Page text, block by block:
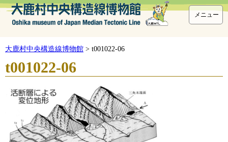
メニュー
大鹿村中央構造線博物館 > t001022-06
t001022-06